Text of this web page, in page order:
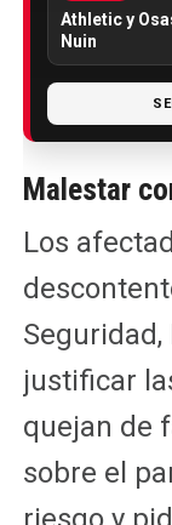
Athletic y
Nuin
Malestar
Los
justificar
quejan de
sobre el